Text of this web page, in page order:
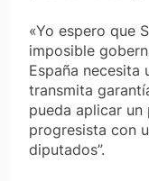
«Yo espero que
imposible
España
transmita
pueda aplicar
progresista con
diputados”.